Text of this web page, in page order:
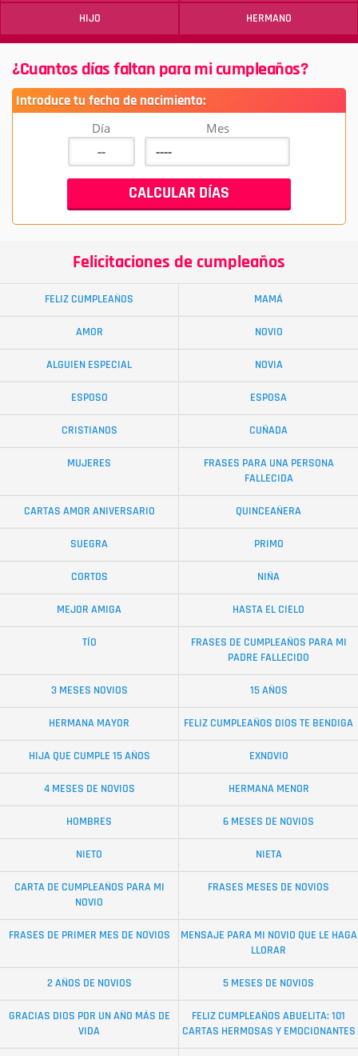
HIJO HERMANO
¿Cuantos días faltan para mi cumpleaños?
Introduce tu fecha de nacimiento:
Día Mes
Felicitaciones de cumpleaños
FELIZ CUMPLEAÑOS MAMÁ
AMOR NOVIO
ALGUIEN ESPECIAL NOVIA
ESPOSO ESPOSA
CRISTIANOS CUÑADA
MUJERES
FRASES PARA UNA PERSONA
FALLECIDA
CARTAS AMOR ANIVERSARIO QUINCEAÑERA
SUEGRA PRIMO
CORTOS NIÑA
MEJOR AMIGA HASTA EL CIELO
TÍO
FRASES DE CUMPLEAÑOS PARA MI
PADRE FALLECIDO
3 MESES NOVIOS 15 AÑOS
HERMANA MAYOR FELIZ CUMPLEAÑOS DIOS TE BENDIGA
HIJA QUE CUMPLE 15 AÑOS EXNOVIO
4 MESES DE NOVIOS HERMANA MENOR
HOMBRES 6 MESES DE NOVIOS
NIETO NIETA
CARTA DE CUMPLEAÑOS PARA MI
NOVIO
FRASES MESES DE NOVIOS
FRASES DE PRIMER MES DE NOVIOS
MENSAJE PARA MI NOVIO QUE LE HAGA
LLORAR
2 AÑOS DE NOVIOS 5 MESES DE NOVIOS
GRACIAS DIOS POR UN AÑO MÁS DE
VIDA
FELIZ CUMPLEAÑOS ABUELITA: 101
CARTAS HERMOSAS Y EMOCIONANTES